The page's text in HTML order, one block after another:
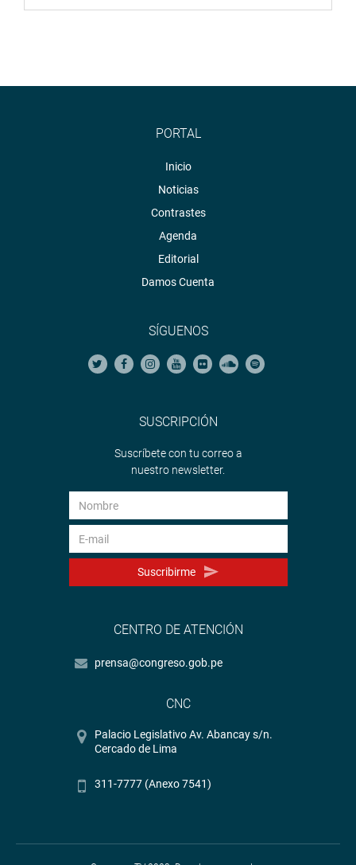
PORTAL
Inicio
Noticias
Contrastes
Agenda
Editorial
Damos Cuenta
SÍGUENOS
SUSCRIPCIÓN
Suscríbete con tu correo a
nuestro newsletter.
Suscribirme
CENTRO DE ATENCIÓN
prensa@congreso.gob.pe
CNC
Palacio Legislativo Av. Abancay s/n.
Cercado de Lima
311-7777 (Anexo 7541)